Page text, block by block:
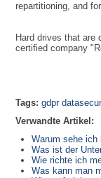
repartitioning, and
Hard drives that are
certified company
Tags: gdpr
Verwandte Artikel:
Warum sehe
Was ist der
Wie richte ich
Was kann man